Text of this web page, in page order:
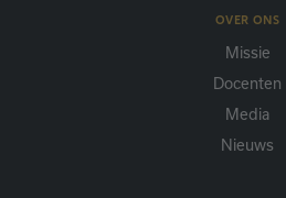
OVER ONS
Missie
Docenten
Media
Nieuws